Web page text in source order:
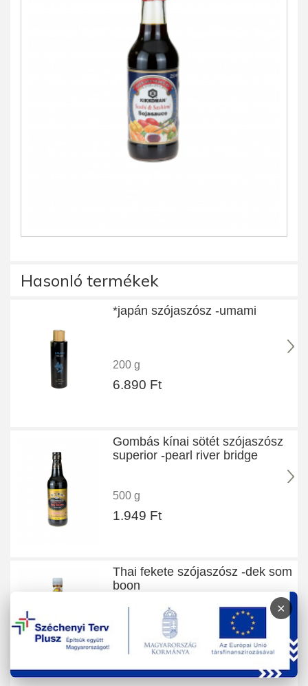
Hasonló termékek
*japán szójaszósz -umami
200 g
6.890 Ft
Gombás kínai sötét szójaszósz
superior -pearl river bridge
500 g
1.949 Ft
Thai fekete szójaszósz -dek som
boon
2.150 Ft
×